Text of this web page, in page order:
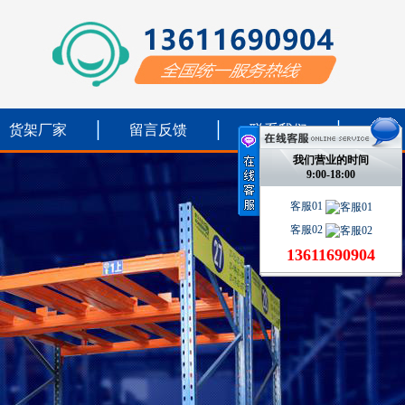
货架厂家 留言反馈 联系我们
我们营业的时间
9:00-18:00
客服01
客服02
13611690904